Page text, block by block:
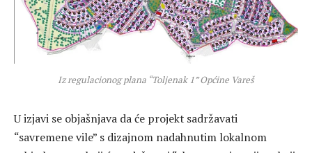
Iz regulacionog plana “Toljenak 1” Općine Vareš
U izjavi se objašnjava da će projekt sadržavati
“savremene vile” s dizajnom nadahnutim lokalnom